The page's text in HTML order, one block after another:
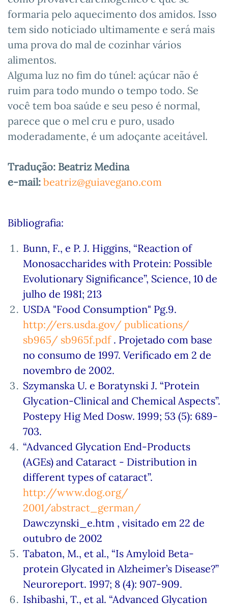
formaria pelo aquecimento dos amidos. Isso
tem sido noticiado ultimamente e será mais
uma prova do mal de cozinhar vários
alimentos.
Alguma luz no fim do túnel: açúcar não é
ruim para todo mundo o tempo todo. Se
você tem boa saúde e seu peso é normal,
parece que o mel cru e puro, usado
moderadamente, é um adoçante aceitável.
Tradução: Beatriz Medina
e-mail: beatriz@guiavegano.com
Bibliografia:
Bunn, F., e P. J. Higgins, “Reaction of
Monosaccharides with Protein: Possible
Evolutionary Significance”, Science, 10 de
julho de 1981; 213
USDA "Food Consumption" Pg.9.
http://ers.usda.gov/ publications/
sb965/ sb965f.pdf . Projetado com base
no consumo de 1997. Verificado em 2 de
novembro de 2002.
Szymanska U. e Boratynski J. “Protein
Glycation-Clinical and Chemical Aspects”.
Postepy Hig Med Dosw. 1999; 53 (5): 689-
703.
“Advanced Glycation End-Products
(AGEs) and Cataract - Distribution in
different types of cataract”.
http://www.dog.org/
2001/abstract_german/
Dawczynski_e.htm , visitado em 22 de
outubro de 2002
Tabaton, M., et al., “Is Amyloid Beta-
protein Glycated in Alzheimer’s Disease?”
Neuroreport. 1997; 8 (4): 907-909.
Ishibashi, T., et al. “Advanced Glycation